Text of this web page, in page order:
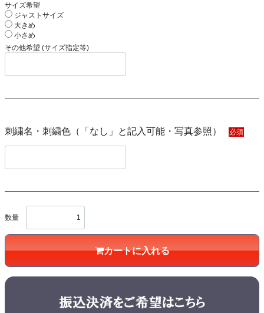
サイズ希望
ジャストサイズ
大きめ
小さめ
その他希望 (サイズ指定等)
刺繍名・刺繍色（「なし」と記入可能・写真参照） 必須
数量
カートに入れる